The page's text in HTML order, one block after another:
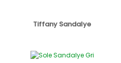
Tiffany Sandalye